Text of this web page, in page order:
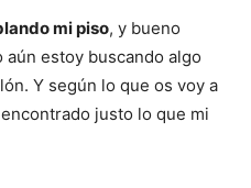
a
r
t
i
e
e
r
e
s
a
r
t
i
e
l
r
t
i
r
e
A
p
p
mi piso, y bueno
estoy buscando algo
Y según lo que os voy a
justo lo que mi